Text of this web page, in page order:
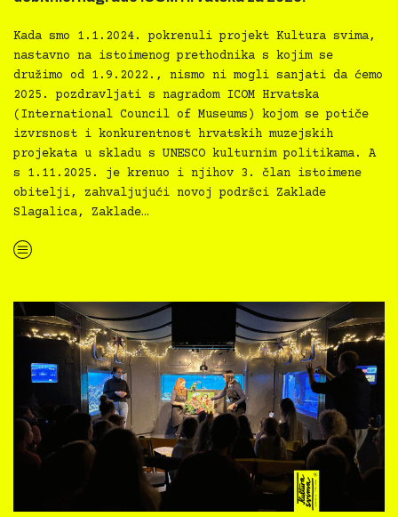
Kada smo 1.1.2024. pokrenuli projekt Kultura svima,
nastavno na istoimenog prethodnika s kojim se
družimo od 1.9.2022., nismo ni mogli sanjati da ćemo
2025. pozdravljati s nagradom ICOM Hrvatska
(International Council of Museums) kojom se potiče
izvrsnost i konkurentnost hrvatskih muzejskih
projekata u skladu s UNESCO kulturnim politikama. A
s 1.11.2025. je krenuo i njihov 3. član istoimene
obitelji, zahvaljujući novoj podršci Zaklade
Slagalica, Zaklade…
“Kultura svima svugdje i Prirodoslovni muzej Rijeka dobitnici nagrade ICOM Hrvatska za 2025.”